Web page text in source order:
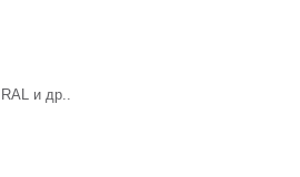
и др..